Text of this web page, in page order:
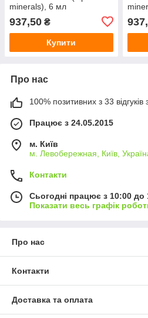
minerals), 6 мл
937,50 ₴
Купити
Про нас
100% позитивних з 33 відгуків
Працює з 24.05.2015
м. Київ
м. Левобережная, Київ,
Контакти
Сьогодні працює з 10:00 до
Показати весь графік
Про нас
Контакти
Доставка та оплата